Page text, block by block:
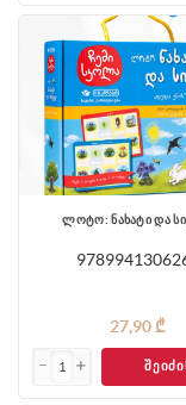
ლოტო: ნახატი და
27,90 ₾